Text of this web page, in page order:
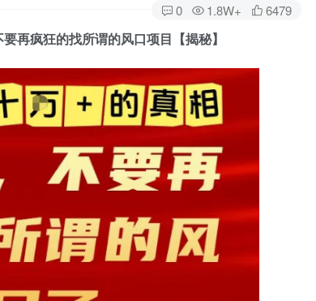
0 1.8W+ 6479
再疯狂的找所谓的风口项目【揭秘】